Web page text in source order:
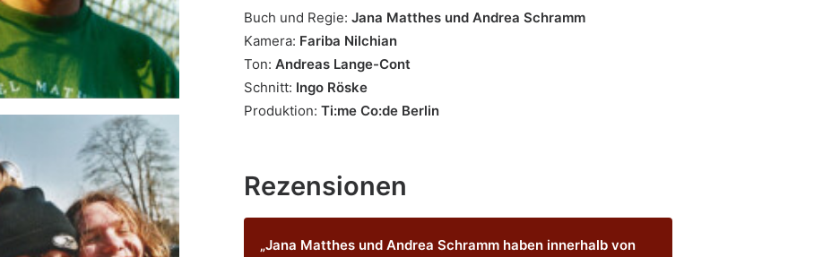
Buch und Regie: Jana Matthes und Andrea Schramm
Kamera: Fariba Nilchian
Ton: Andreas Lange-Cont
Schnitt: Ingo Röske
Produktion: Ti:me Co:de Berlin
Rezensionen
„Jana Matthes und Andrea Schramm haben innerhalb von